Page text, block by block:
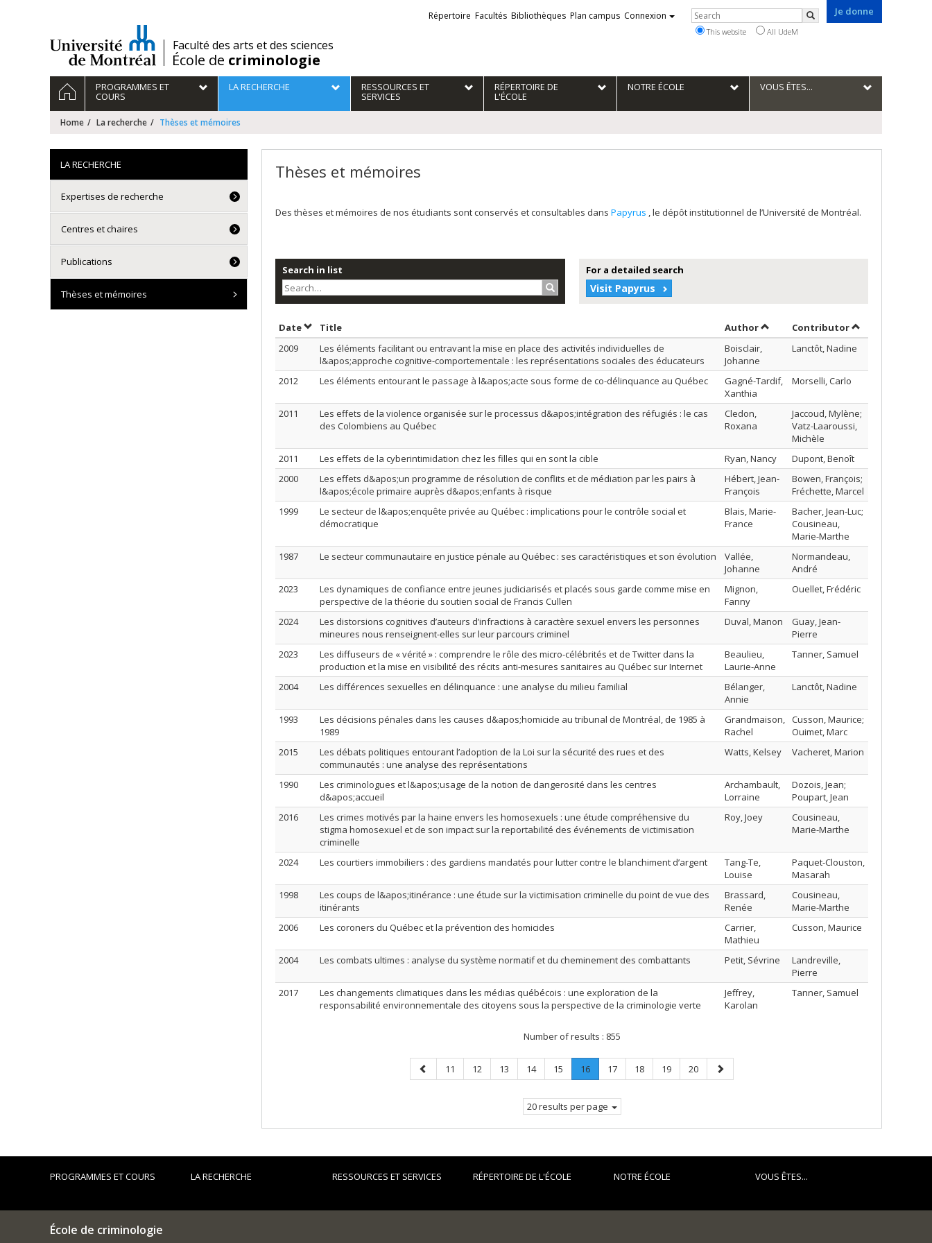
/Faculté des arts et des sciences
École de criminologie
Je donne
Liens
externes
Répertoire Facultés Bibliothèques Plan campus Connexion Rechercher
Search
This website All UdeM
Navigation
principale
HOMEPROGRAMMES ET
COURS
LA RECHERCHE RESSOURCES ET
SERVICES
RÉPERTOIRE DE
L'ÉCOLE
NOTRE ÉCOLE VOUS ÊTES...
Home La recherche Thèses et mémoires
Thèses et mémoires
Des thèses et mémoires de nos étudiants sont conservés et consultables dans Papyrus , le dépôt institutionnel de l’Université de Montréal.
Search in list
Search…
For a detailed search
Visit Papyrus
DateSort by date in descending order
Title AuthorSort by author in descending order
Contributorby contributor
2009
Les éléments facilitant ou entravant la mise en place des activités individuelles de
l&apos;approche cognitive-comportementale : les représentations sociales des éducateurs
Boisclair,
Johanne
Lanctôt, Nadine
2012 Les éléments entourant le passage à l&apos;acte sous forme de co-délinquance au Québec
Gagné-Tardif,
Xanthia
Morselli, Carlo
2011
Les effets de la violence organisée sur le processus d&apos;intégration des réfugiés : le cas
des Colombiens au Québec
Cledon,
Roxana
Jaccoud, Mylène;
Vatz-Laaroussi,
Michèle
2011
Les effets de la cyberintimidation chez les filles qui en sont la cible Ryan, Nancy
Dupont, Benoît
2000
Les effets d&apos;un programme de résolution de conflits et de médiation par les pairs à
l&apos;école primaire auprès d&apos;enfants à risque
Hébert, Jean-
François
Bowen, François;
Fréchette, Marcel
1999
Le secteur de l&apos;enquête privée au Québec : implications pour le contrôle social et
démocratique
Blais, Marie-
France
Bacher, Jean-Luc;
Cousineau,
Marie-Marthe
1987
Le secteur communautaire en justice pénale au Québec : ses caractéristiques et son évolution
Vallée,
Johanne
Normandeau,
André
2023
Les dynamiques de confiance entre jeunes judiciarisés et placés sous garde comme mise en
perspective de la théorie du soutien social de Francis Cullen
Mignon,
Fanny
Ouellet, Frédéric
2024
Les distorsions cognitives d’auteurs d’infractions à caractère sexuel envers les personnes
mineures nous renseignent-elles sur leur parcours criminel
Duval, Manon
Guay, Jean-
Pierre
2023
Les diffuseurs de « vérité » : comprendre le rôle des micro-célébrités et de Twitter dans la
production et la mise en visibilité des récits anti-mesures sanitaires au Québec sur Internet
Beaulieu,
Laurie-Anne
Tanner, Samuel
2004 Les différences sexuelles en délinquance : une analyse du milieu familial
Bélanger,
Annie
Lanctôt, Nadine
1993
Les décisions pénales dans les causes d&apos;homicide au tribunal de Montréal, de 1985 à
1989
Grandmaison,
Rachel
Cusson, Maurice;
Ouimet, Marc
2015
Les débats politiques entourant l’adoption de la Loi sur la sécurité des rues et des
communautés : une analyse des représentations
Watts, Kelsey Vacheret, Marion
1990
Les criminologues et l&apos;usage de la notion de dangerosité dans les centres
d&apos;accueil
Archambault,
Lorraine
Dozois, Jean;
Poupart, Jean
2016
Les crimes motivés par la haine envers les homosexuels : une étude compréhensive du
stigma homosexuel et de son impact sur la reportabilité des événements de victimisation
criminelle
Roy, Joey
Cousineau,
Marie-Marthe
2024 Les courtiers immobiliers : des gardiens mandatés pour lutter contre le blanchiment d’argent
Tang-Te,
Louise
Paquet-Clouston,
Masarah
1998
Les coups de l&apos;itinérance : une étude sur la victimisation criminelle du point de vue des
itinérants
Brassard,
Renée
Cousineau,
Marie-Marthe
2006
Les coroners du Québec et la prévention des homicides
Carrier,
Mathieu
Cusson, Maurice
2004 Les combats ultimes : analyse du système normatif et du cheminement des combattants Petit, Sévrine
Landreville,
Pierre
2017
Les changements climatiques dans les médias québécois : une exploration de la
responsabilité environnementale des citoyens sous la perspective de la criminologie verte
Jeffrey,
Karolan
Tanner, Samuel
Number of results : 855
Previous
page
Page
11 Page
12 Page
13 Page
14 Page
15 Page
16.
Current
Page
17 Page
18 Page
19 Page
20
Next
page
20 results per page
LA RECHERCHE
Expertises de recherche
Centres et chaires
Publications
Thèses et mémoires
PROGRAMMES ET COURS LA RECHERCHE RESSOURCES ET SERVICES RÉPERTOIRE DE L'ÉCOLE NOTRE ÉCOLE VOUS ÊTES...
École de criminologie